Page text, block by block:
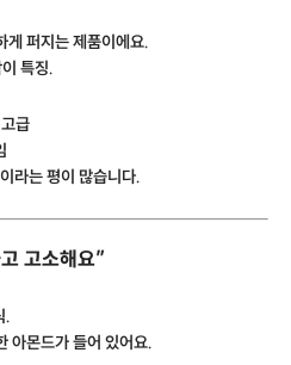
게 퍼지는 제품이에요.
특징.
급
라는 평이 많습니다.
고소해요”
.
아몬드가 들어 있어요.